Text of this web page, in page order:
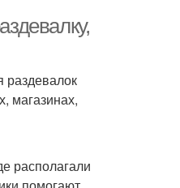
раздевалок
магазинах,
располагали